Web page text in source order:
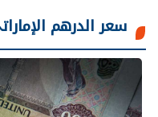
سعر الدرهم